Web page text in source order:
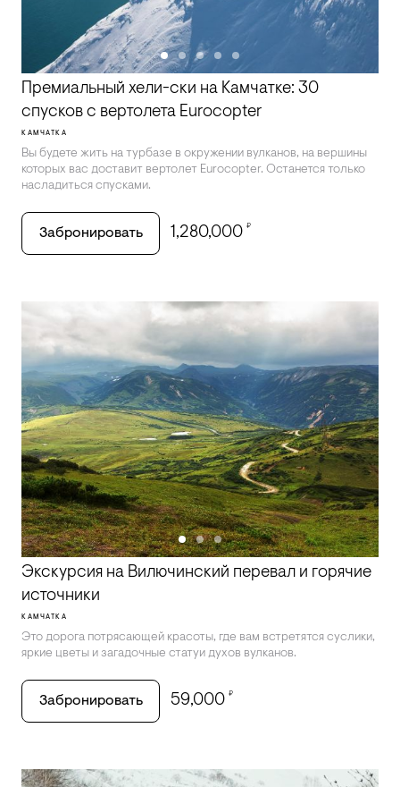
Премиальный хели-ски на Камчатке: 30
спусков с вертолета Eurocopter
КАМЧАТКА
Вы будете жить на турбазе в окружении вулканов, на вершины
которых вас доставит вертолет Eurocopter. Останется только
насладиться спусками.
Забронировать 1,280,000 ₽
Экскурсия на Вилючинский перевал и горячие
источники
КАМЧАТКА
Это дорога потрясающей красоты, где вам встретятся суслики,
яркие цветы и загадочные статуи духов вулканов.
Забронировать 59,000 ₽